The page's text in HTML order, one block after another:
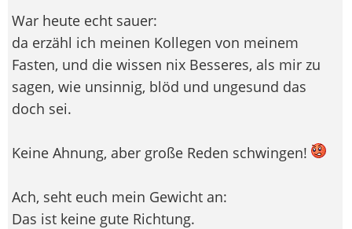
War heute echt sauer:
da erzähl ich meinen Kollegen von meinem
Fasten, und die wissen nix Besseres, als mir zu
sagen, wie unsinnig, blöd und ungesund das
doch sei.
Keine Ahnung, aber große Reden schwingen!
Ach, seht euch mein Gewicht an:
Das ist keine gute Richtung.